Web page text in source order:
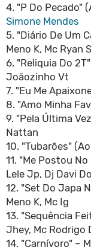
4. "P Do Pecado"
Simone Mendes
5. "Diário De Um
Meno K, Mc Ryan
6. "Reliquia Do
Joãozinho Vt
7. "Eu Me
8. "Amo Minha
9. "Pela Última
Nattan
10. "Tubarões"
11. "Me Postou
Lele Jp, Dj Davi
12. "Set Do Japa
Meno K, Mc Ig
13. "Sequência
Jhey, Mc Rodrigo
14. "Carnívoro" –